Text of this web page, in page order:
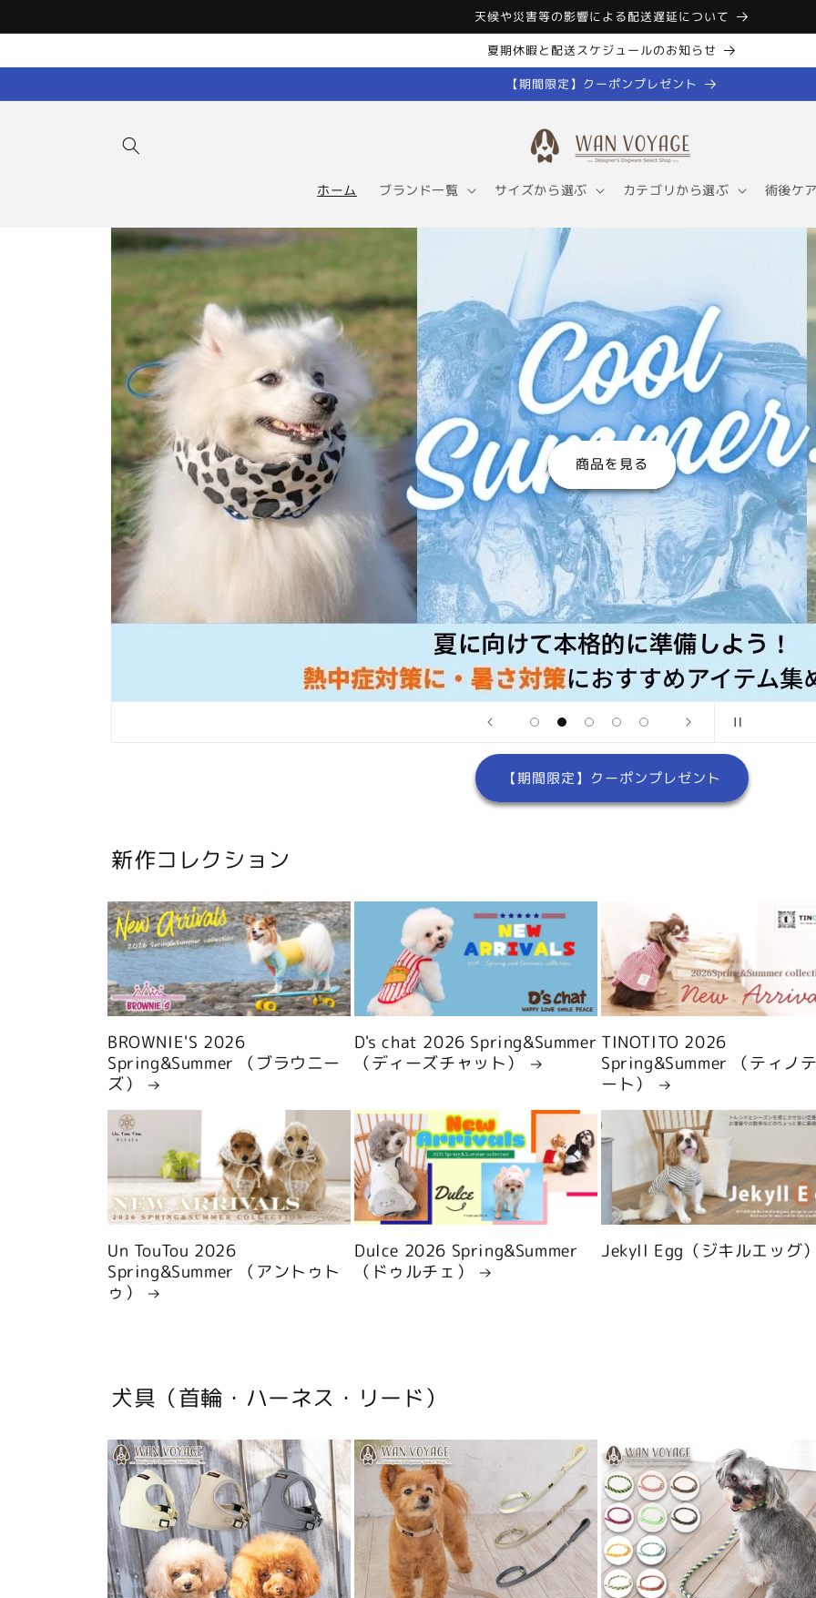
ツに進む
天候や災害等の影響による配送遅延について
夏期休暇と配送スケジュールのお知らせ
【期間限定】クーポンプレゼント
ホーム ブランド一覧 サイズから選ぶ カテゴリから選ぶ 術後ケ
商品を見る
【期間限定】クーポンプレゼント
新作コレクション
BROWNIE'S 2026
Spring&Summer （ブラウニー
ズ）
D's chat 2026 Spring&Summer
（ディーズチャット）
TINOTITO 2026
Spring&Summer （ティノ
ート）
Un TouTou 2026
Spring&Summer （アントゥト
ゥ）
Dulce 2026 Spring&Summer
（ドゥルチェ）
Jekyll Egg（ジキルエッグ
犬具（首輪・ハーネス・リード）